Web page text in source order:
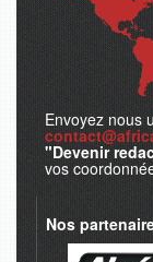
Envoyez nous
"Devenir
vos
Nos